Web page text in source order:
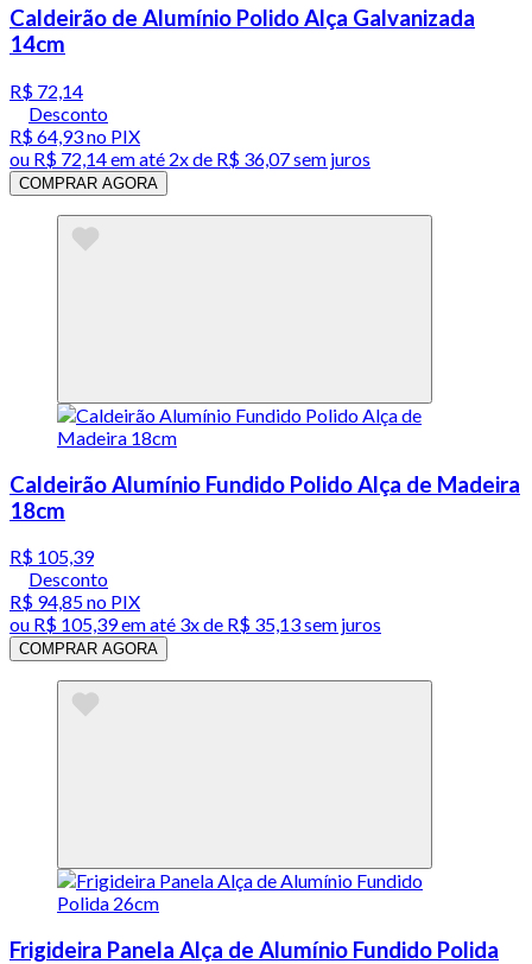
Caldeirão de Alumínio Polido Alça Galvanizada
14cm
R$ 72,14
Desconto
R$ 64,93no PIX
ou R$ 72,14em até 2x de R$ 36,07 sem juros
COMPRAR AGORA
Caldeirão Alumínio Fundido Polido Alça de Madeira
18cm
R$ 105,39
Desconto
R$ 94,85no PIX
ou R$ 105,39em até 3x de R$ 35,13 sem juros
COMPRAR AGORA
Frigideira Panela Alça de Alumínio Fundido Polida